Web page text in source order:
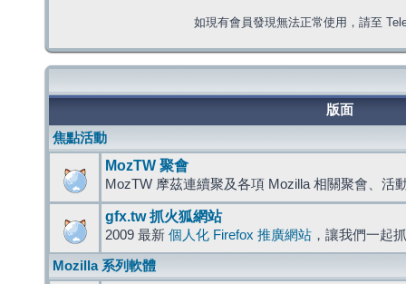
如現有會員發現無法正常使用，請至
版面
焦點活動
MozTW 聚會
MozTW 摩茲連續聚及各項 Mozilla 相關聚會、活
gfx.tw 抓火狐網站
2009 最新 個人化 Firefox 推廣網站 ，讓我們一起
Mozilla 系列軟體